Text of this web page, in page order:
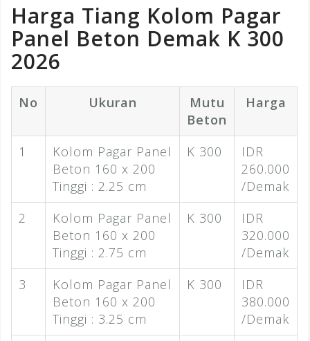
Harga Tiang Kolom Pagar
Panel Beton Demak K 300
2026
No Ukuran
Mutu
Beton
Harga
1
Kolom Pagar Panel
Beton 160 x 200
Tinggi : 2.25 cm
K 300
IDR
260.000
/Demak
2
Kolom Pagar Panel
Beton 160 x 200
Tinggi : 2.75 cm
K 300
IDR
320.000
/Demak
3
Kolom Pagar Panel
Beton 160 x 200
Tinggi : 3.25 cm
K 300
IDR
380.000
/Demak